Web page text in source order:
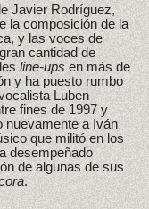
Javier Rodríguez,
la composición de la
y las voces de
cantidad de
line-upsen más de
y ha puesto rumbo
Luben
fines de 1997 y
nuevamente a Iván
que militó en los
desempeñado
de algunas de sus
.